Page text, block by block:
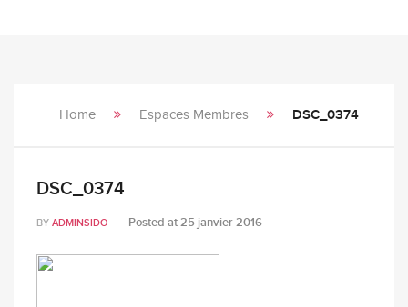
Home Espaces Membres DSC_0374
DSC_0374
BY ADMINSIDO Posted at25 janvier 2016